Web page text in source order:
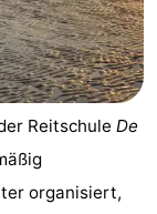
Reitschule De
organisiert,